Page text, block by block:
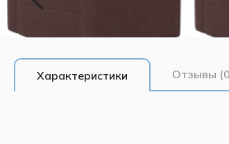
Характеристики Отзывы